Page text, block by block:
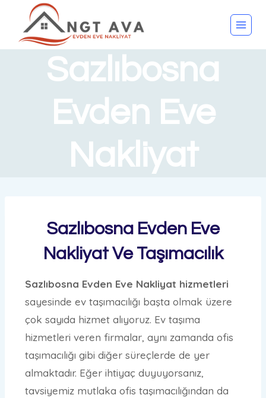
Sazlıbosna
Evden Eve
Nakliyat
Sazlıbosna Evden Eve
Nakliyat Ve Taşımacılık
Sazlıbosna Evden Eve Nakliyat hizmetleri
sayesinde ev taşımacılığı başta olmak üzere
çok sayıda hizmet alıyoruz. Ev taşıma
hizmetleri veren firmalar, aynı zamanda ofis
taşımacılığı gibi diğer süreçlerde de yer
almaktadır. Eğer ihtiyaç duyuyorsanız,
tavsiyemiz mutlaka ofis taşımacılığından da